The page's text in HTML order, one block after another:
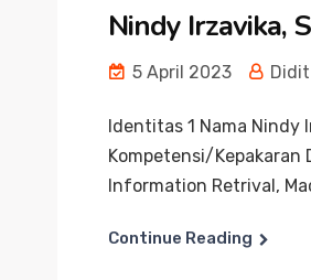
Nindy Irzavika,
5 April 2023
Identitas 1 Nama Nindy
Kompetensi/Kepakaran
Information Retrival,
Continue Reading